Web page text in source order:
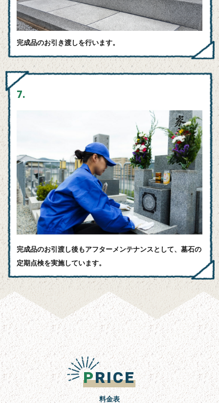
完成品のお引き渡しを行います。
7.
完成品のお引渡し後もアフターメンテナンスとして、墓石の
定期点検を実施しています。
PRICE
料金表